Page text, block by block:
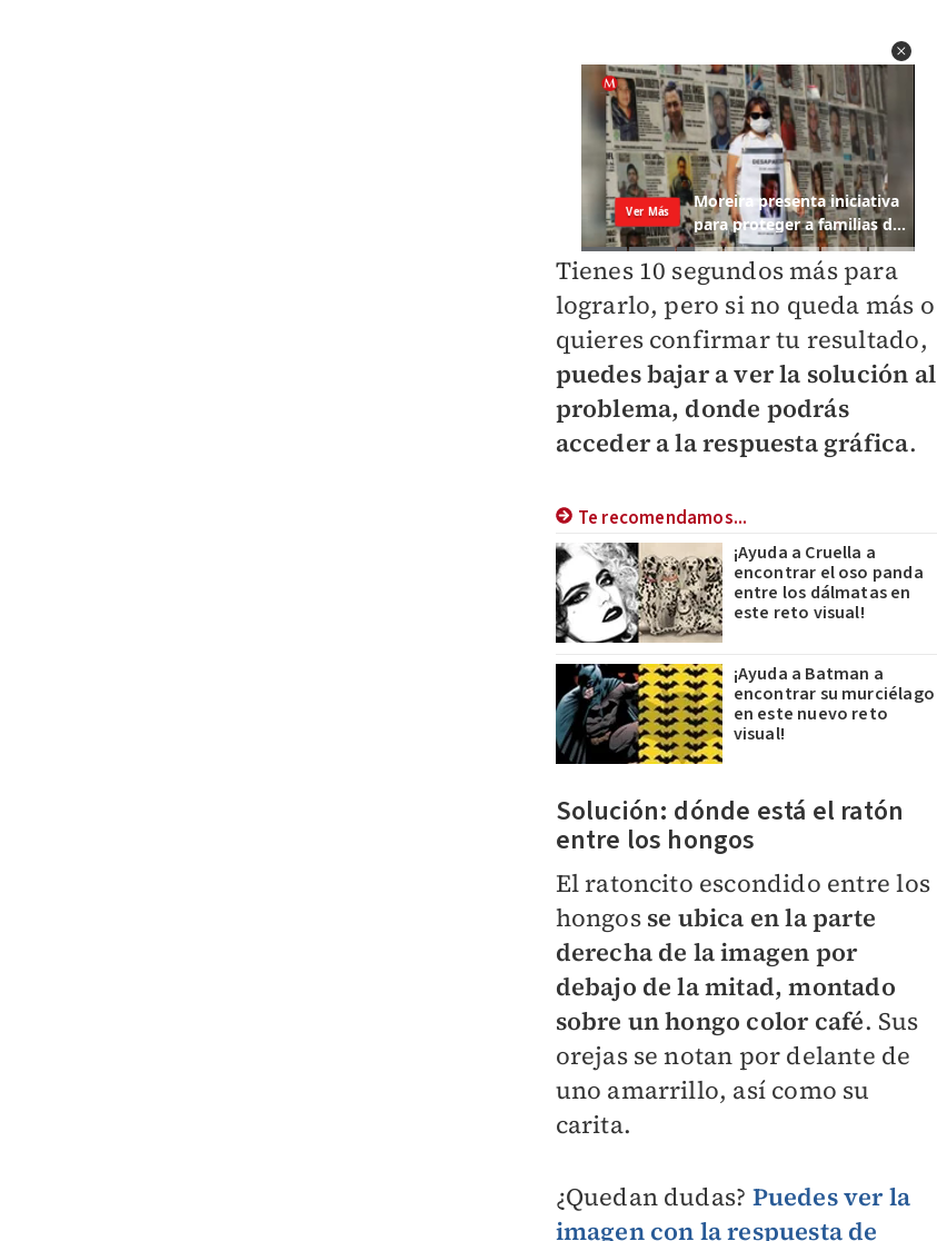
Tienes 10 segundos más para
lograrlo, pero si no queda más o
quieres confirmar tu resultado,
puedes bajar a ver la solución al
problema, donde podrás
acceder a la respuesta gráfica.
Te recomendamos...
¡Ayuda a Cruella a
encontrar el oso panda
entre los dálmatas en
este reto visual!
¡Ayuda a Batman a
encontrar su murciélago
en este nuevo reto
visual!
Solución: dónde está el ratón
entre los hongos
El ratoncito escondido entre los
hongos se ubica en la parte
derecha de la imagen por
debajo de la mitad, montado
sobre un hongo color café. Sus
orejas se notan por delante de
uno amarrillo, así como su
carita.
¿Quedan dudas? Puedes ver la
imagen con la respuesta de